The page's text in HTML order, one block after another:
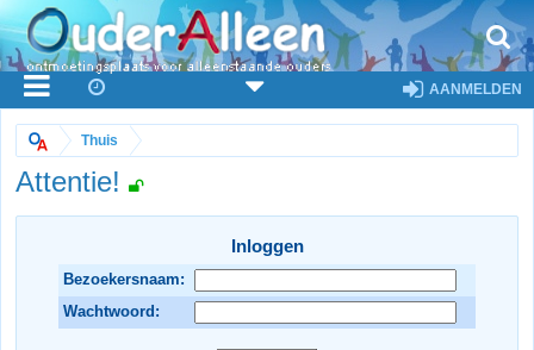
AANMELDEN
Thuis
Attentie!
Inloggen
Bezoekersnaam:
Wachtwoord: